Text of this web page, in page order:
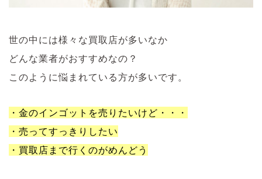
世の中には様々な買取店が多いなか
どんな業者がおすすめなの？
このように悩まれている方が多いです。
・金のインゴットを売りたいけど・・・
・売ってすっきりしたい
・買取店まで行くのがめんどう